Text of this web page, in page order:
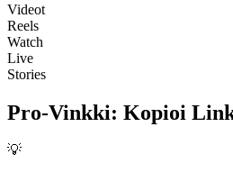
Videot
Reels
Watch
Live
Stories
Pro-Vinkki: Kopioi
💡